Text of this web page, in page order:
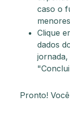
caso o
Clique
dados
jornada,
Pronto!